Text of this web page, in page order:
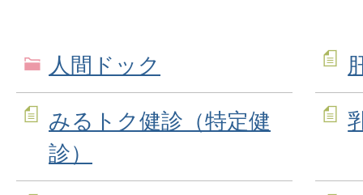
人間ドック
みるトク健診（特定健
診）